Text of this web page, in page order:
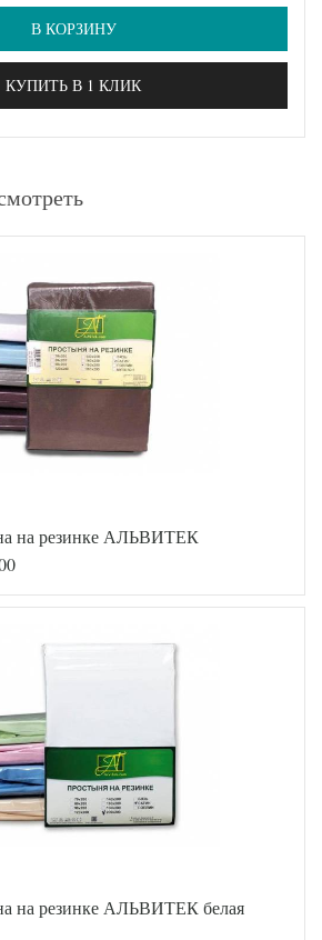
В КОРЗИНУ
КУПИТЬ В 1 КЛИК
на резинке АЛЬВИТЕК
на резинке АЛЬВИТЕК белая